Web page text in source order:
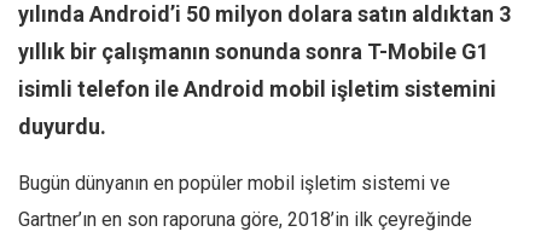
Amina S. Jenenkovic
Bağdagül Öz
Bu Sayı
yılında Android’i 50 milyon dolara satın aldıktan 3
yıllık bir çalışmanın sonunda sonra T-Mobile G1
isimli telefon ile Android mobil işletim sistemini
duyurdu.
Bugün dünyanın en popüler mobil işletim sistemi ve
Gartner’ın en son raporuna göre, 2018’in ilk çeyreğinde